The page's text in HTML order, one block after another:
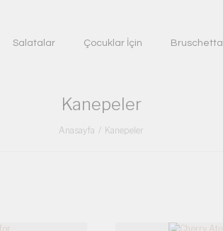
Salatalar Çocuklar İçin Bruschetta
Kanepeler
Anasayfa Kanepeler